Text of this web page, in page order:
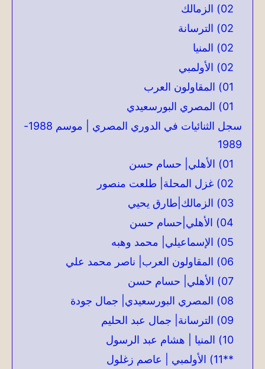
02) الزمالك
02) الترسانة
02) المنيا
02) الأولمبي
01) المقاولون العرب
01) المصري البورسعيدي
سجل الثنائيات في الدوري المصري | موسم 1988-
1989
01) الأهلي| حسام حسن
02) غزل المحلة| طلعت منصور
03) الزمالك|طارق يحيي
04) الأهلي|حسام حسن
05) الإسماعيلي| محمد وهبه
06) المقاولون العرب| ناصر محمد علي
07) الأهلي| حسام حسن
08) المصري البورسعيدي| جمال جودة
09) الترسانة| جمال عبد الحليم
10) المنيا | هشام عبد الرسول
**11) الأولمبي | عاصم زغلول